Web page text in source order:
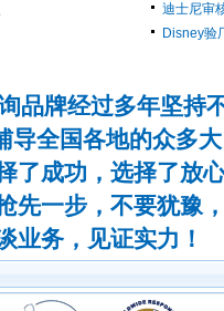
迪士尼审
Disney验
品牌经过多年坚持
导全国各地的众多
了成功，选择了放
先一步，不要犹豫
业务，见证实力！